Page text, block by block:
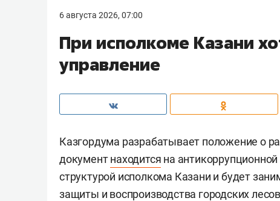
6 августа 2026, 07:00
При исполкоме Казани
управление
Казгордума разрабатывает положение о
документнаходится на
структурой исполкома Казани и будет
защиты и воспроизводства городских